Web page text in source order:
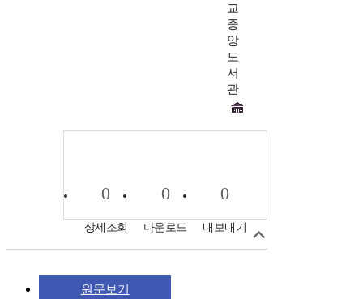
교
중
앙
도
서
관
0
상세조회
0
다운로드
0
내보내기
원문보기